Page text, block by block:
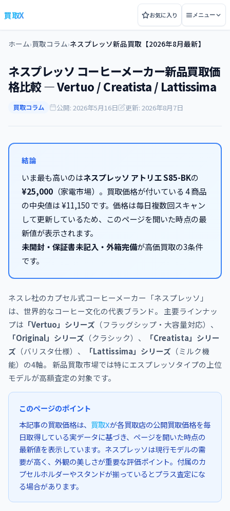
買取X お気に入り メニュー
ホーム›買取コラム›ネスプレッソ新品買取【2026年8月最新】
ネスプレッソ コーヒーメーカー新品買取価
格比較 — Vertuo / Creatista / Lattissima
買取コラム 公開: 2026年5月16日 更新: 2026年8月7日
結論
いま最も高いのはネスプレッソ アトリエ S85-BKの
¥25,000 （家電市場）。買取価格が付いている 4 商品
の中央値は ¥11,150 です。価格は毎日複数回スキャン
して更新しているため、このページを開いた時点の最
新値が表示されます。
未開封・保証書未記入・外箱完備が高価買取の3条件
です。
ネスレ社のカプセル式コーヒーメーカー「ネスプレッソ」
は、世界的なコーヒー文化の代表ブランド。 主要ラインナッ
プは 「Vertuo」シリーズ （フラッグシップ・大容量対応）、
「Original」シリーズ （クラシック）、
「Creatista」シリー
ズ （バリスタ仕様）、 「Lattissima」シリーズ （ミルク機
能）の4軸。 新品買取市場では特にエスプレッソタイプの上位
モデルが高額査定の対象です。
このページのポイント
本記事の買取価格は、 買取Xが各買取店の公開買取価格を毎
日取得している実データに基づき、ページを開いた時点の
最新値を表示しています。ネスプレッソは現行モデルの需
要が高く、外観の美しさが重要な評価ポイント。付属のカ
プセルホルダーやスタンドが揃っているとプラス査定にな
る場合があります。